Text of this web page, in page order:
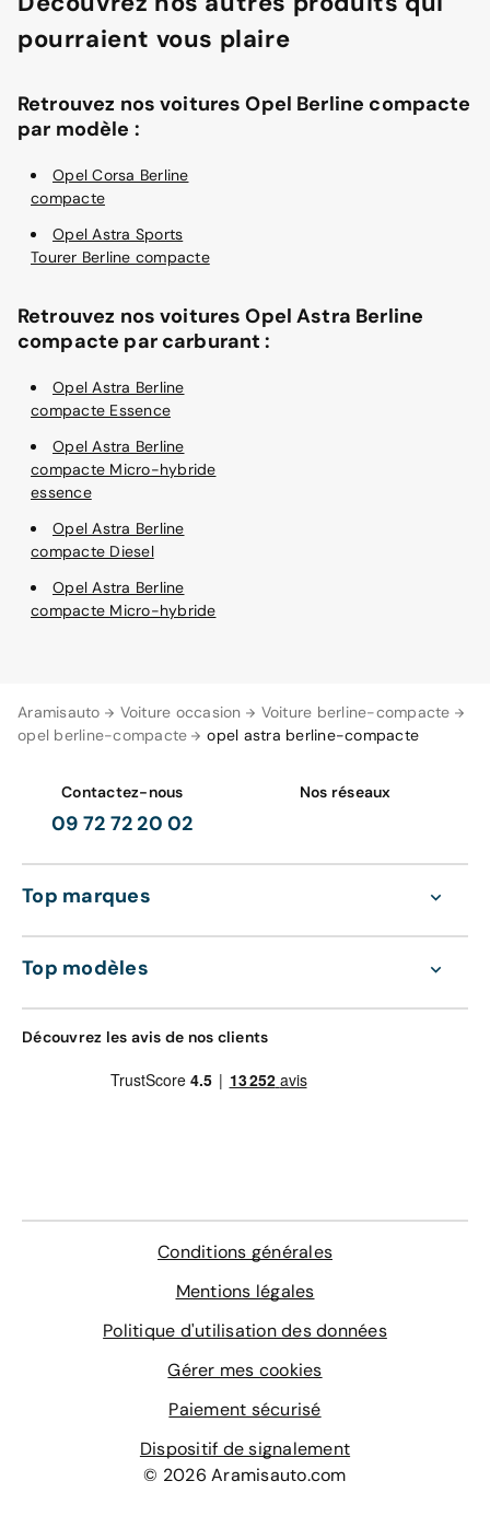
Aramisauto Voiture occasion
Voiture berline-compacte
opel berline-compacte
opel astra berline-compacte
pourraient vous plaire
Retrouvez nos voitures Opel Berline compacte
par modèle :
Opel Corsa Berline
compacte
Opel Astra Sports
Tourer Berline compacte
Retrouvez nos voitures Opel Astra Berline
compacte par carburant :
Opel Astra Berline
compacte Essence
Opel Astra Berline
compacte Micro-hybride
essence
Opel Astra Berline
compacte Diesel
Opel Astra Berline
compacte Micro-hybride
Contactez-nous
09 72 72 20 02
Nos réseaux
Top marques
Top modèles
Découvrez les avis de nos clients
Conditions générales
Mentions légales
Politique d'utilisation des données
Gérer mes cookies
Paiement sécurisé
Dispositif de signalement
© 2026 Aramisauto.com